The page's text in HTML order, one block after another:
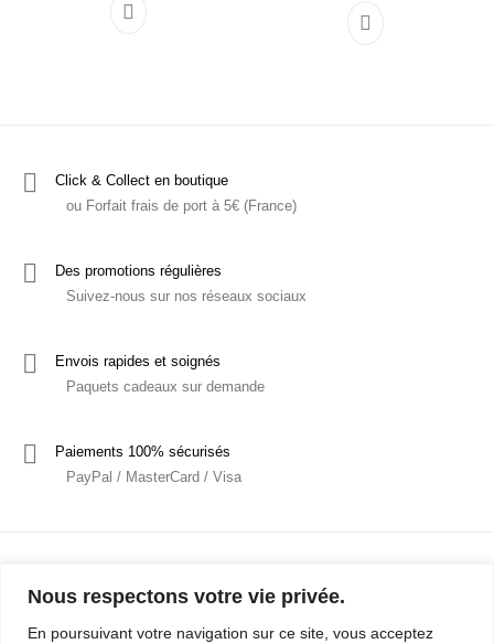
Nous respectons votre vie privée.
En poursuivant votre navigation sur ce site, vous acceptez
Ce produit a plusieurs variations. Les options
Click & Collect en boutique
ou Forfait frais de port à 5€ (France)
Des promotions régulières
Suivez-nous sur nos réseaux sociaux
Envois rapides et soignés
Paquets cadeaux sur demande
Paiements 100% sécurisés
PayPal / MasterCard / Visa